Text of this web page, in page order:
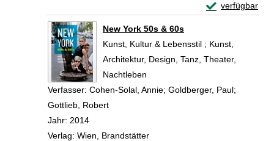
verfügbar
Exemplar-
New York 50s & 60s
Kunst, Kultur & Lebensstil ; Kunst,
Architektur, Design, Tanz, Theater,
Nachtleben
Verfasser: Cohen-Solal, Annie; Goldberger, Paul;
Gottlieb, Robert
Jahr: 2014
Verlag: Wien, Brandstätter